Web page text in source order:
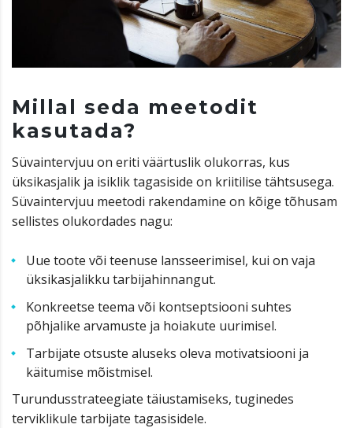
Millal seda meetodit
kasutada?
Süvaintervjuu on eriti väärtuslik olukorras, kus
üksikasjalik ja isiklik tagasiside on kriitilise tähtsusega.
Süvaintervjuu meetodi rakendamine on kõige tõhusam
sellistes olukordades nagu:
Uue toote või teenuse lansseerimisel, kui on vaja
üksikasjalikku tarbijahinnangut.
Konkreetse teema või kontseptsiooni suhtes
põhjalike arvamuste ja hoiakute uurimisel.
Tarbijate otsuste aluseks oleva motivatsiooni ja
käitumise mõistmisel.
Turundusstrateegiate täiustamiseks, tuginedes
terviklikule tarbijate tagasisidele.